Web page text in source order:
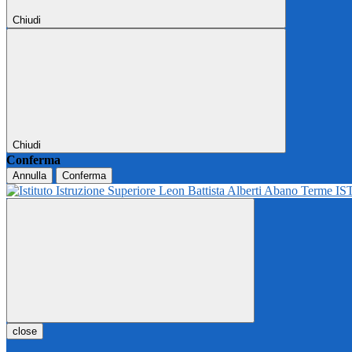
Chiudi
Chiudi
Conferma
Annulla Conferma
close